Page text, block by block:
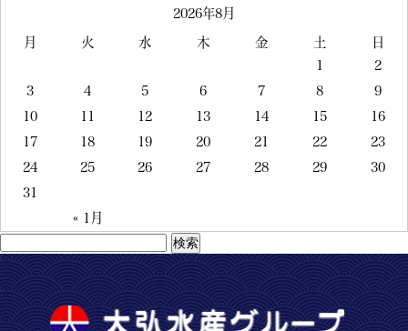
2026年8月
月 火 水 木 金 土 日
« 1月
1
2
3
4 5 6 7 8
9
10
11 12 13 14 15
16
17
18 19 20 21 22
23
24
25 26 27 28 29
30
31